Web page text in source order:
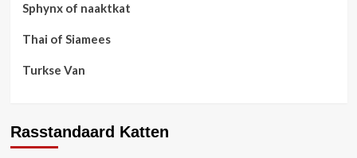
Sphynx of naaktkat
Thai of Siamees
Turkse Van
Rasstandaard Katten